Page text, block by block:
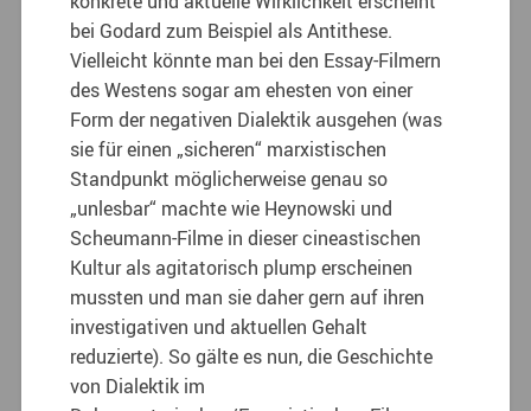
bei Godard zum Beispiel als Antithese.
Vielleicht könnte man bei den Essay-Filmern
des Westens sogar am ehesten von einer
Form der negativen Dialektik ausgehen (was
sie für einen „sicheren“ marxistischen
Standpunkt möglicherweise genau so
„unlesbar“ machte wie Heynowski und
Scheumann-Filme in dieser cineastischen
Kultur als agitatorisch plump erscheinen
mussten und man sie daher gern auf ihren
investigativen und aktuellen Gehalt
reduzierte). So gälte es nun, die Geschichte
von Dialektik im